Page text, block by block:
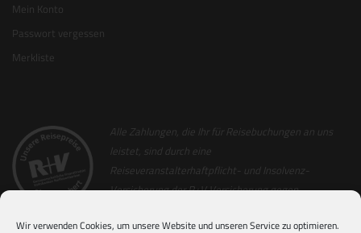
Wir verwenden Cookies, um unsere Website und unseren Service zu optimieren.
Mein Konto
Passwort vergessen
Merkliste
Alle Zahlungen, die Ihr für Reisebuchungen an uns
leistet, sind durch eine
Reiseveranstalterhaftpflicht- und Insolvenz-
Versicherung der R+V Versicherung gegen
erhaltet Ihr zusammen mit der Reiserechnung